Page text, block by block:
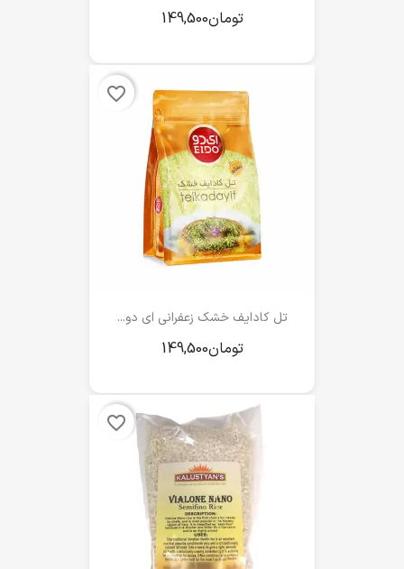
‎تومان149,500
تل کادایف خشک زعفرانی ای دو...
‎تومان149,500
favorite_border
favorite_border